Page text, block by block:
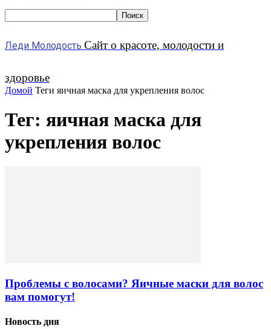
Леди Молодость Сайт о красоте, молодости и
здоровье
Домой Теги яичная маска для укрепления волос
Тег: яичная маска для
укрепления волос
Проблемы с волосами? Яичные маски для волос
вам помогут!
Новость дня